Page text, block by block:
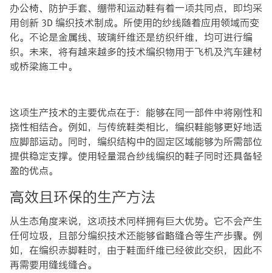
办公椅、防护手套、绷带和运动鞋有着一项共同点，即均采
用创新 3D 编织技术制成。所使用的纱线随着应用领域而变
化。不论是金属线、玻璃纤维还是纺织纤维，均可进行编
织。未来，将有越来越多的技术编织物用于飞机及汽车建材
或桥梁施工中。
这项生产技术的主要优点在于：能够在同一部件中将刚性和
挠性相结合。例如，与传统鞋类相比，编织鞋能够更好地适
应脚部运动。同时，编织结构中的固定区域能够为所需部位
提供稳定支撑。使用轻量混合纱线编织的鞋子同时还具备轻
盈的优点。
高效且环保的生产方法
从生态角度来说，这项技术同样拥有巨大优势。它不会产生
任何垃圾，且部分编织技术还能够省略缝合等生产步骤。例
如，在编织赤脚鞋时，由于鞋面纤维已经彼此交织，因此不
再需要用缝线缝合。